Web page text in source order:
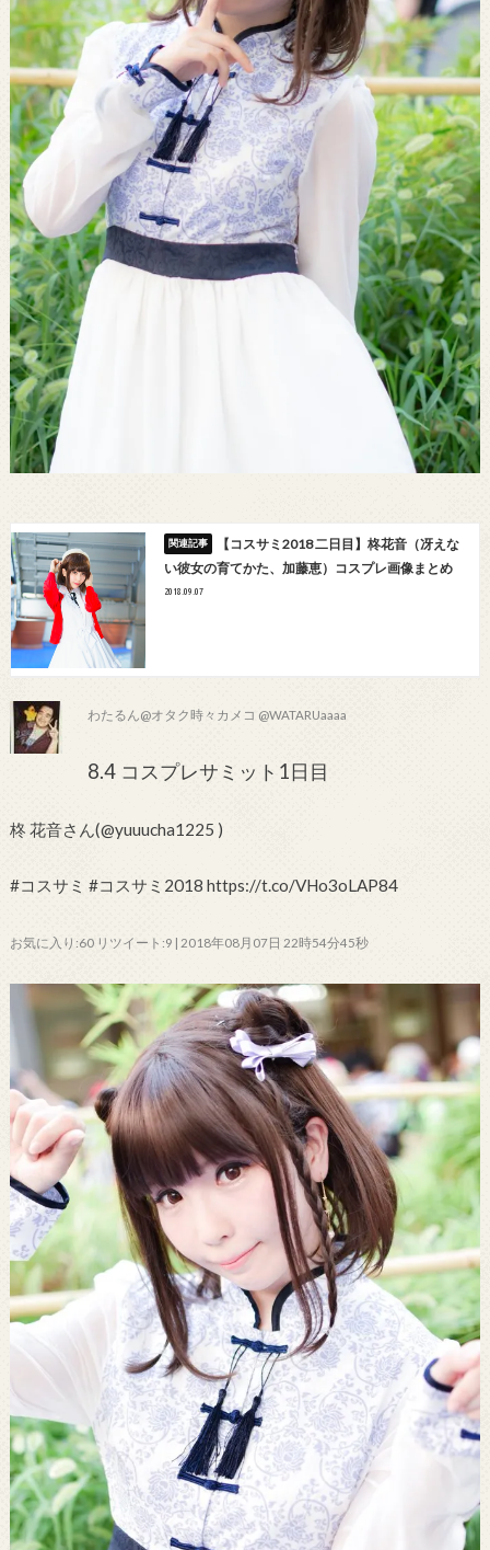
【コスサミ2018 二日目】柊花音（冴えな
い彼女の育てかた、加藤恵）コスプレ画像まとめ
2018.09.07
わたるん@オタク時々カメコ @WATARUaaaa
8.4 コスプレサミット1日目
柊 花音さん(@yuuucha1225 )
#コスサミ #コスサミ2018 https://t.co/VHo3oLAP84
お気に入り:60 リツイート:9 | 2018年08月07日 22時54分45秒